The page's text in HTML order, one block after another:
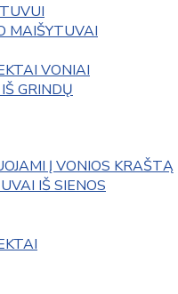
MAIŠYTUVAI
VONIAI
GRINDŲ
Į VONIOS KRAŠTĄ
IŠ SIENOS